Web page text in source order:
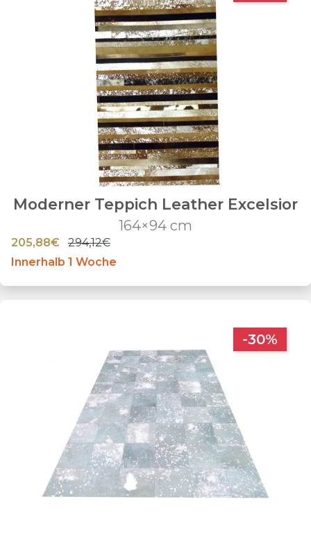
Moderner Teppich Leather Excelsior
164×94 cm
205,88€
294,12€
Innerhalb 1 Woche
-30%